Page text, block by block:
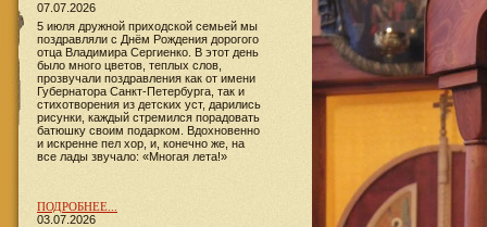
07.07.2026
5 июля дружной приходской семьей мы
поздравляли с Днём Рождения дорогого
отца Владимира Сергиенко. В этот день
было много цветов, теплых слов,
прозвучали поздравления как от имени
Губернатора Санкт-Петербурга, так и
стихотворения из детских уст, дарились
рисунки, каждый стремился порадовать
батюшку своим подарком. Вдохновенно
и искренне пел хор, и, конечно же, на
все лады звучало: «Многая лета!»
ПОДРОБНЕЕ...
03.07.2026